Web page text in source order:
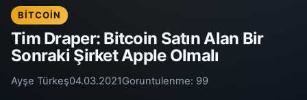
BITCOIN
Tim Draper: Bitcoin Satın Alan Bir
Sonraki Şirket Apple Olmalı
Ayşe Türkeş04.03.2021Goruntulenme: 99